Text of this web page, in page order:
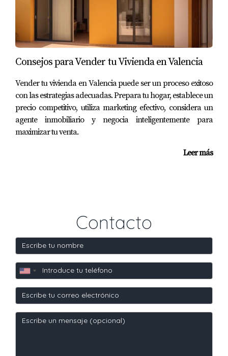
Si necesitas que te ayudemos a buscar las mejores soluciones
para tu caso, no dudes en ponerte en contacto con nosotros, al
960590690 o pásate por nuestra oficina en calle Sant Joaquim
33 Bajo. En Paiporta Provincia de Valencia
Y Recuerda con lo importante no te la juegues
Consejos para Vender tu Vivienda en Valencia
Vender tu vivienda en Valencia puede ser un proceso exitoso
con las estrategias adecuadas. Prepara tu hogar, establece un
precio competitivo, utiliza marketing efectivo, considera un
agente inmobiliario y negocia inteligentemente para
maximizar tu venta.
Leer más
Contacto